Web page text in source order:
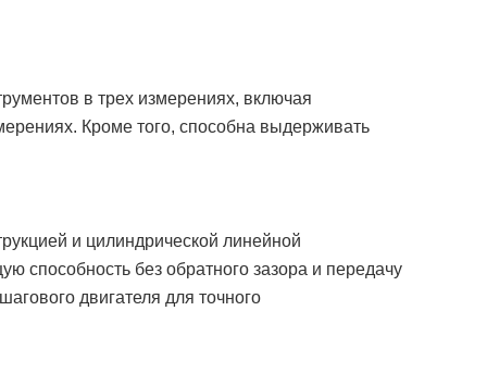
в трех измерениях, включая
Кроме того, способна выдерживать
и цилиндрической линейной
способность без обратного зазора и передачу
двигателя для точного